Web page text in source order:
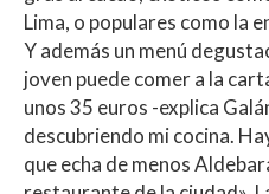
Lima, o populares como la
Y además un menú
joven puede comer a la
unos 35 euros -explica
descubriendo mi cocina.
que echa de menos